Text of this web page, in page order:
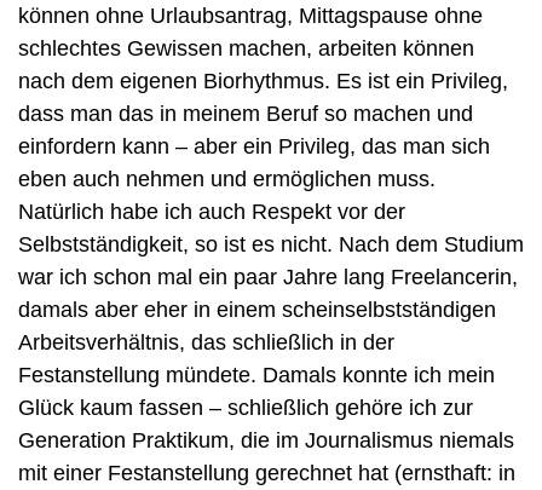
können ohne Urlaubsantrag, Mittagspause ohne
schlechtes Gewissen machen, arbeiten können
nach dem eigenen Biorhythmus. Es ist ein Privileg,
dass man das in meinem Beruf so machen und
einfordern kann – aber ein Privileg, das man sich
eben auch nehmen und ermöglichen muss.
Natürlich habe ich auch Respekt vor der
Selbstständigkeit, so ist es nicht. Nach dem Studium
war ich schon mal ein paar Jahre lang Freelancerin,
damals aber eher in einem scheinselbstständigen
Arbeitsverhältnis, das schließlich in der
Festanstellung mündete. Damals konnte ich mein
Glück kaum fassen – schließlich gehöre ich zur
Generation Praktikum, die im Journalismus niemals
mit einer Festanstellung gerechnet hat (ernsthaft: in